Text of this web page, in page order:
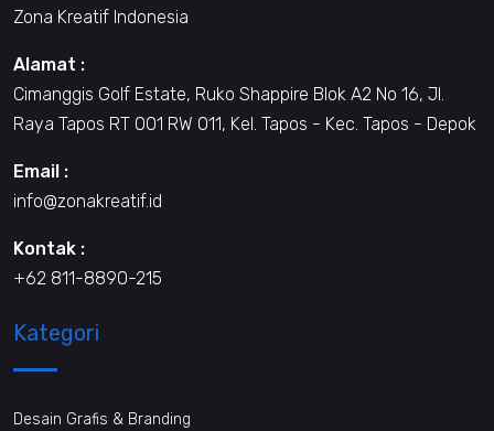
Zona Kreatif Indonesia
Alamat :
Cimanggis Golf Estate, Ruko Shappire Blok A2 No 16, Jl.
Raya Tapos RT 001 RW 011, Kel. Tapos - Kec. Tapos - Depok
Email :
info@zonakreatif.id
Kontak :
+62 811-8890-215
Kategori
Desain Grafis & Branding